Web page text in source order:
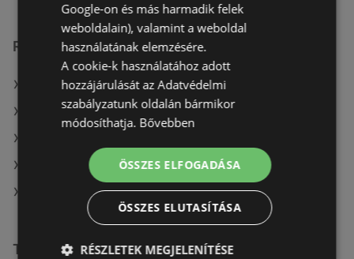
Reál üzletek itt:
Reál itt: Hódmezővásárhelyi
Reál itt: Szeghalmi
Reál itt: Tatabányai
Reál itt: Zirci
További linkek
Google-on és más harmadik felek
weboldalain), valamint a weboldal
használatának elemzésére.
A cookie-k használatához adott
hozzájárulását az Adatvédelmi
szabályzatunk oldalán bármikor
módosíthatja. Bővebben
ÖSSZES ELFOGADÁSA
ÖSSZES ELUTASÍTÁSA
RÉSZLETEK MEGJELENÍTÉSE